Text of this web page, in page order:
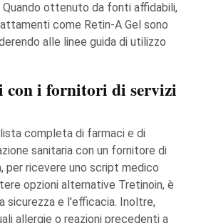
Quando ottenuto da fonti affidabili,
come Retin-A Gel sono
alle linee guida di utilizzo
con i fornitori di servizi
completa di farmaci e di
sanitaria con un fornitore di
per ricevere uno script medico
opzioni alternative Tretinoin, è
sicurezza e l'efficacia. Inoltre,
allergie o reazioni precedenti a